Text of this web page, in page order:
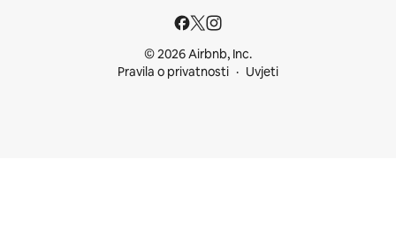
© 2026 Airbnb, Inc.
Pravila o privatnosti
Uvjeti